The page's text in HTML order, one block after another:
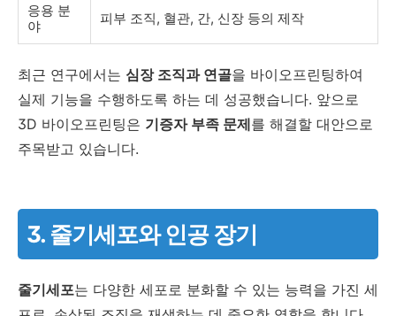
응용 분
야
피부 조직, 혈관, 간, 신장 등의 제작
최근 연구에서는 심장 조직과 연골을 바이오프린팅하여
실제 기능을 수행하도록 하는 데 성공했습니다. 앞으로
3D 바이오프린팅은 기증자 부족 문제를 해결할 대안으로
주목받고 있습니다.
3. 줄기세포와 인공 장기
줄기세포는 다양한 세포로 분화할 수 있는 능력을 가진 세